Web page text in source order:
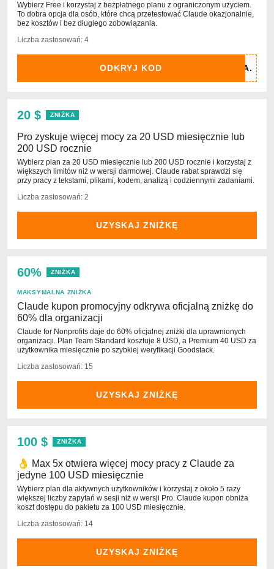
Wybierz Free i korzystaj z bezpłatnego planu z ograniczonym użyciem.
To dobra opcja dla osób, które chcą przetestować Claude okazjonalnie,
bez kosztów i bez długiego zobowiązania.
Liczba zastosowań: 4
ODKRYJ KOD
20 $ ZNIŻKA
Pro zyskuje więcej mocy za 20 USD miesięcznie lub
200 USD rocznie
Wybierz plan za 20 USD miesięcznie lub 200 USD rocznie i korzystaj z
większych limitów niż w wersji darmowej. Сlaude rabat sprawdzi się
przy pracy z tekstami, plikami, kodem, analizą i codziennymi zadaniami.
Liczba zastosowań: 2
UZYSKAJ ZNIŻKĘ
60% ZNIŻKA
MAKSYMALNA ZNIŻKA
Claude kupon promocyjny odkrywa oficjalną zniżkę do
60% dla organizacji
Claude for Nonprofits daje do 60% oficjalnej zniżki dla uprawnionych
organizacji. Plan Team Standard kosztuje 8 USD, a Premium 40 USD za
użytkownika miesięcznie po szybkiej weryfikacji Goodstack.
Liczba zastosowań: 15
UZYSKAJ ZNIŻKĘ
100 $ ZNIŻKA
👌 Max 5x otwiera więcej mocy pracy z Claude za
jedyne 100 USD miesięcznie
Wybierz plan dla aktywnych użytkowników i korzystaj z około 5 razy
większej liczby zapytań w sesji niż w wersji Pro. Claude kupon obniża
koszt dostępu do pakietu za 100 USD miesięcznie.
Liczba zastosowań: 14
UZYSKAJ ZNIŻKĘ